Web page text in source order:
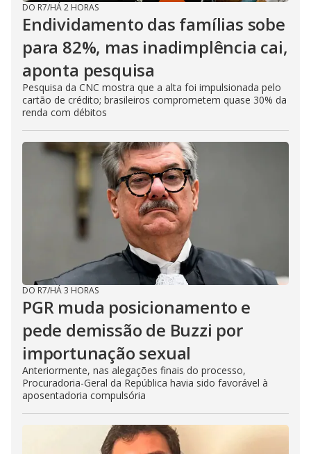
DO R7/HÁ 2 HORAS
Endividamento das famílias sobe
para 82%, mas inadimplência cai,
aponta pesquisa
Pesquisa da CNC mostra que a alta foi impulsionada pelo
cartão de crédito; brasileiros comprometem quase 30% da
renda com débitos
DO R7/HÁ 3 HORAS
PGR muda posicionamento e
pede demissão de Buzzi por
importunação sexual
Anteriormente, nas alegações finais do processo,
Procuradoria-Geral da República havia sido favorável à
aposentadoria compulsória